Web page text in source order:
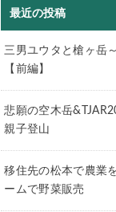
最近の投稿
三男ユウタと槍ヶ岳
【前編】
悲願の空木岳
親子登山
移住先の松本で農業
ームで野菜販売